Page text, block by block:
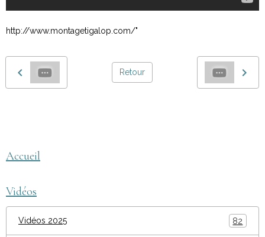
http://www.montagetigalop.com/"
Retour
Accueil
Vidéos
Vidéos 2025 82